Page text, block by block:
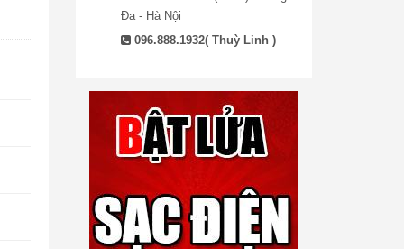
Đa - Hà Nội
096.888.1932( Thuỳ Linh )